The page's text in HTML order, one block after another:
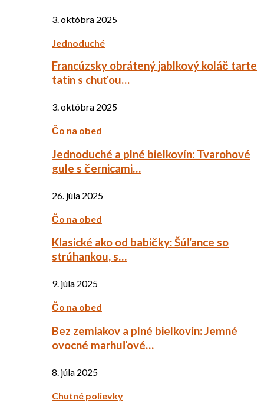
3. októbra 2025
Jednoduché
Francúzsky obrátený jablkový koláč tarte
tatin s chuťou…
3. októbra 2025
Čo na obed
Jednoduché a plné bielkovín: Tvarohové
gule s černicami…
26. júla 2025
Čo na obed
Klasické ako od babičky: Šúľance so
strúhankou, s…
9. júla 2025
Čo na obed
Bez zemiakov a plné bielkovín: Jemné
ovocné marhuľové…
8. júla 2025
Chutné polievky